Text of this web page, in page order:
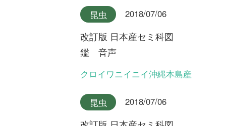
Copyright ©2016 Yama-kei Publishers co.,Ltd.
An impress Group Company. All rights reserved.